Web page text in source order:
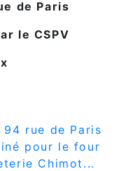
de Paris
le CSPV
rue de Paris
pour le four
Chimot...